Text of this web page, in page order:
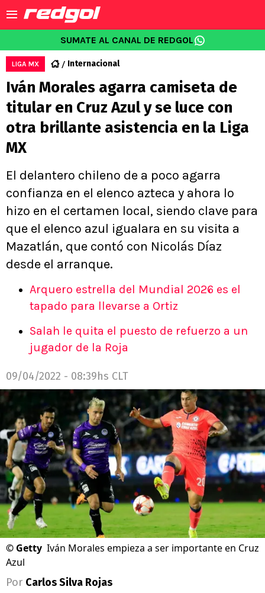
SUMATE AL CANAL DE REDGOL
LIGA MX Internacional
Iván Morales agarra camiseta de
titular en Cruz Azul y se luce con
otra brillante asistencia en la Liga
MX
El delantero chileno de a poco agarra
confianza en el elenco azteca y ahora lo
hizo en el certamen local, siendo clave para
que el elenco azul igualara en su visita a
Mazatlán, que contó con Nicolás Díaz
desde el arranque.
Arquero estrella del Mundial 2026 es el
tapado para llevarse a Ortiz
Salah le quita el puesto de refuerzo a un
jugador de la Roja
09/04/2022 - 08:39hs CLT
© Getty Iván Morales empieza a ser importante en Cruz
Azul
Por Carlos Silva Rojas